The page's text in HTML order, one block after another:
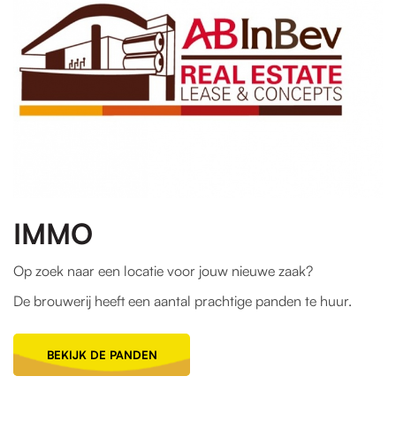
IMMO
Op zoek naar een locatie voor jouw nieuwe zaak?
De brouwerij heeft een aantal prachtige panden te huur.
BEKIJK DE PANDEN